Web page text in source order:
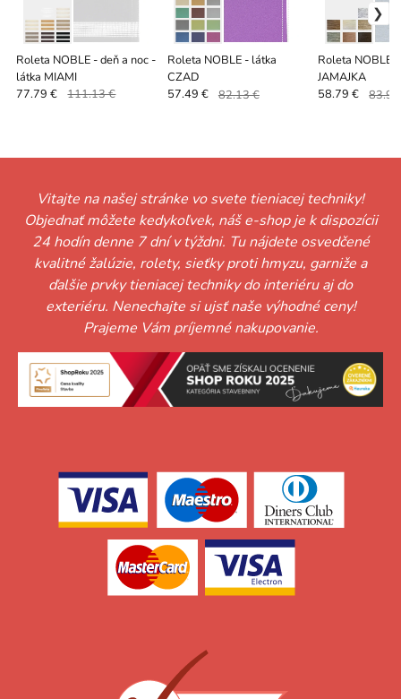
Roleta NOBLE - deň a noc -
látka MIAMI
77.79 € 111.13 €
Roleta NOBLE - látka
CZAD
57.49 € 82.13 €
Roleta NOBLE
JAMAJKA
58.79 €
Vitajte na našej stránke vo svete tieniacej techniky!
Objednať môžete kedykoľvek, náš e-shop je k dispozícii
24 hodín denne 7 dní v týždni. Tu nájdete osvedčené
kvalitné žalúzie, rolety, sieťky proti hmyzu, garniže a
ďalšie prvky tieniacej techniky do interiéru aj do
exteriéru. Nenechajte si ujsť naše výhodné ceny!
Prajeme Vám príjemné nakupovanie.